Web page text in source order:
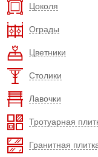
Цоколя
Ограды
Цветники
Столики
Лавочки
Тротуарная
Гранитная